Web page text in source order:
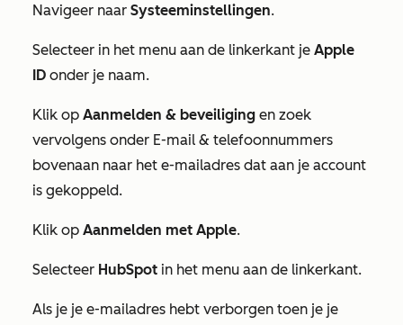
Navigeer naar Systeeminstellingen.
Selecteer in het menu aan de linkerkant je Apple
ID onder je naam.
Klik op Aanmelden & beveiliging en zoek
vervolgens onder E-mail & telefoonnummers
bovenaan naar het e-mailadres dat aan je account
is gekoppeld.
Klik op Aanmelden met Apple.
Selecteer HubSpot in het menu aan de linkerkant.
Als je je e-mailadres hebt verborgen toen je je